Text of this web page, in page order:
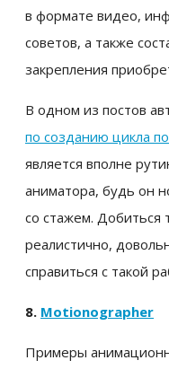
в формате видео,
советов, а также
закрепления
В одном из постов
по созданию цикла
является вполне
аниматора, будь он
со стажем. Добиться
реалистично,
справиться с такой
8. Motionographer
Примеры